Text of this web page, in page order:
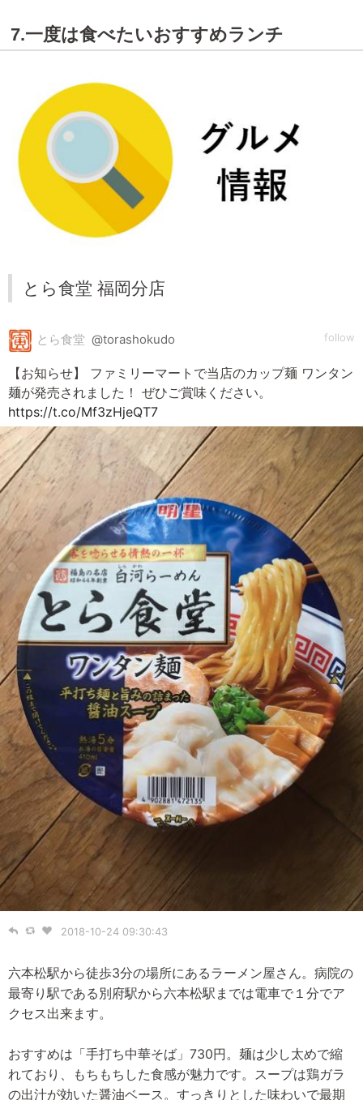
7.一度は食べたいおすすめランチ
とら食堂 福岡分店
とら食堂 @torashokudo follow
【お知らせ】 ファミリーマートで当店のカップ麺 ワンタン
麺が発売されました！ ぜひご賞味ください。
https://t.co/Mf3zHjeQT7
2018-10-24 09:30:43
六本松駅から徒歩3分の場所にあるラーメン屋さん。病院の
最寄り駅である別府駅から六本松駅までは電車で１分でア
クセス出来ます。
おすすめは「手打ち中華そば」730円。麺は少し太めで縮
れており、もちもちした食感が魅力です。スープは鶏ガラ
の出汁が効いた醤油ベース。すっきりとした味わいで最期